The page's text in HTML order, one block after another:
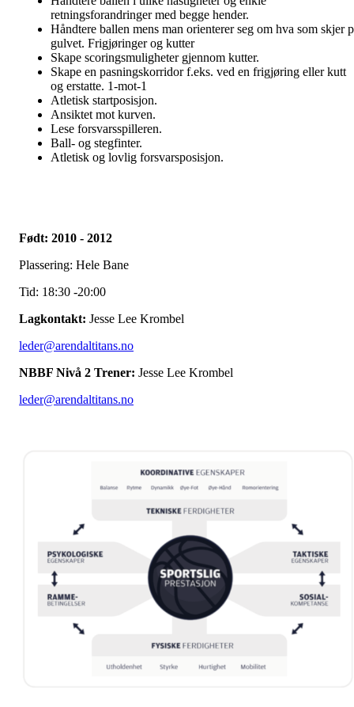
retningsforandringer med begge hender.
Håndtere ballen mens man orienterer seg om hva som skjer
gulvet. Frigjøringer og kutter
Skape scoringsmuligheter gjennom kutter.
Skape en pasningskorridor f.eks. ved en frigjøring eller kutt
og erstatte. 1-mot-1
Atletisk startposisjon.
Ansiktet mot kurven.
Lese forsvarsspilleren.
Ball- og stegfinter.
Atletisk og lovlig forsvarsposisjon.
Født: 2010 - 2012
Plassering: Hele Bane
Tid: 18:30 -20:00
Lagkontakt: Jesse Lee Krombel
leder@arendaltitans.no
NBBF Nivå 2 Trener: Jesse Lee Krombel
leder@arendaltitans.no